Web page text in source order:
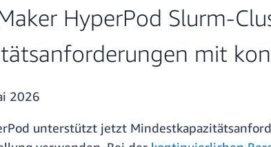
HyperPod Slurm-
mit
2026
unterstützt jetzt